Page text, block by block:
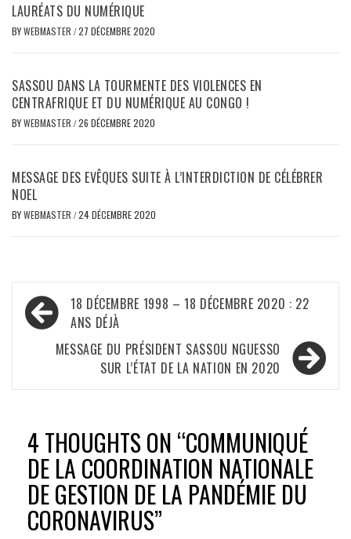
LAURÉATS DU NUMÉRIQUE
BYWEBMASTER /27 DÉCEMBRE 2020
SASSOU DANS LA TOURMENTE DES VIOLENCES EN
CENTRAFRIQUE ET DU NUMÉRIQUE AU CONGO !
BYWEBMASTER /26 DÉCEMBRE 2020
MESSAGE DES EVÊQUES SUITE À L’INTERDICTION DE CÉLÉBRER
NOEL
BYWEBMASTER /24 DÉCEMBRE 2020
Navigation
de
l’article
18 DÉCEMBRE 1998 – 18 DÉCEMBRE 2020 : 22
ANS DÉJÀ
MESSAGE DU PRÉSIDENT SASSOU NGUESSO
SUR L’ÉTAT DE LA NATION EN 2020
4 THOUGHTS ON “COMMUNIQUÉ
DE LA COORDINATION NATIONALE
DE GESTION DE LA PANDÉMIE DU
CORONAVIRUS”